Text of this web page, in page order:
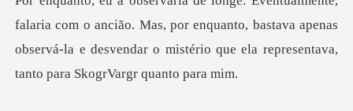
ancião. Mas, por enquanto, bastava apenas
observá-la e desvendar o